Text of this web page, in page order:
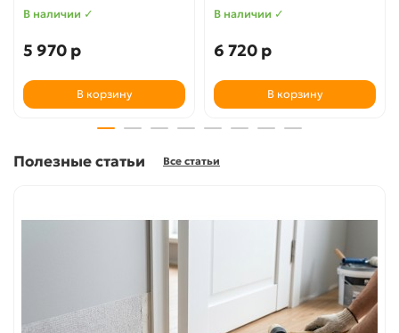
В наличии ✓
5 970 р
В корзину
В наличии ✓
6 720 р
В корзину
Полезные статьи Все статьи